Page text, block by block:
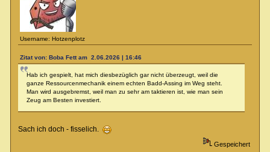
Username: Hotzenplotz
Zitat von: Boba Fett am 2.06.2026 | 16:46
Hab ich gespielt, hat mich diesbezüglich gar nicht überzeugt, weil die
ganze Ressourcenmechanik einem echten Badd-Assing im Weg steht.
Man wird ausgebremst, weil man zu sehr am taktieren ist, wie man sein
Zeug am Besten investiert.
Sach ich doch - fisselich.
Gespeichert